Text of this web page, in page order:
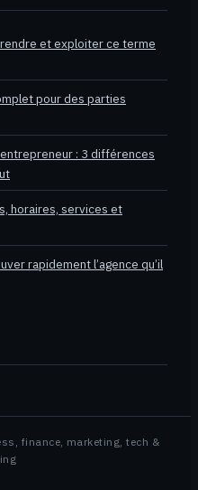
et exploiter ce terme
pour des parties
: 3 différences
horaires, services et
rapidement l’agence qu’il
finance, marketing, tech &